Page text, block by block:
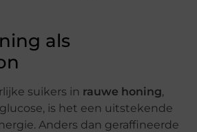
als
suikers in rauwe honing,
is het een uitstekende
Anders dan geraffineerde